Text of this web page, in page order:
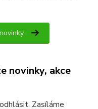
novinky, akce
Zasíláme